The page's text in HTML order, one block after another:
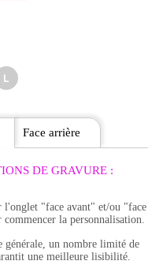
L
DE GRAVURE :
l'onglet "face avant" et/ou "face
la personnalisation.
générale, un nombre limité de
une meilleure lisibilité.
Face arrière